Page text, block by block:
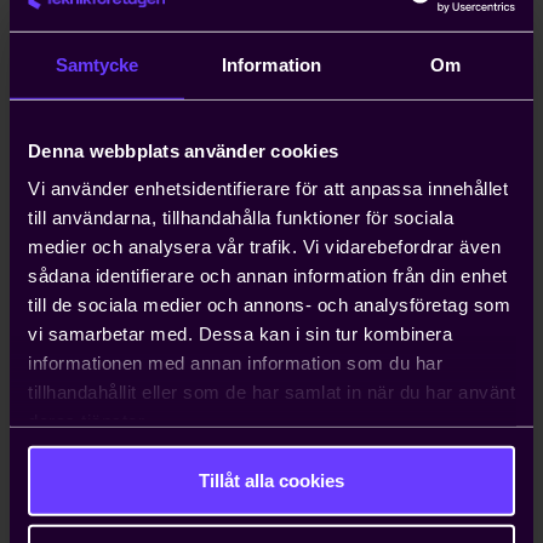
Samtycke Information Om
Denna webbplats använder cookies
Vi använder enhetsidentifierare för att anpassa innehållet
till användarna, tillhandahålla funktioner för sociala
medier och analysera vår trafik. Vi vidarebefordrar även
sådana identifierare och annan information från din enhet
till de sociala medier och annons- och analysföretag som
vi samarbetar med. Dessa kan i sin tur kombinera
informationen med annan information som du har
tillhandahållit eller som de har samlat in när du har använt
Tillåt alla cookies
till ett år. Teknikföretagen kan ordna
Hjälp med att driva viktiga
näringspolitiska frågor
Vi bedriver påverkans- och
opinionsarbete i Sverige och EU för att
ta tillvara våra medlemmars intressen.
Genom oss har du möjlighet att påverka
beslut som du som enskilt företag i
vanliga fall bara får ta konsekvenserna av.